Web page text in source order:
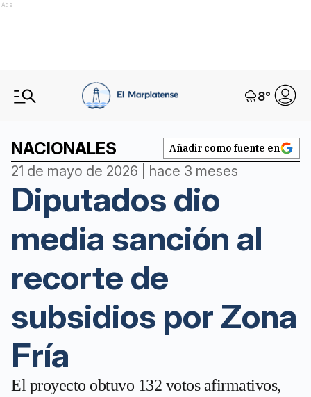
Ads
8°
NACIONALES Añadir como fuente en
21 de mayo de 2026 | hace 3 meses
Diputados dio
media sanción al
recorte de
subsidios por Zona
Fría
El proyecto obtuvo 132 votos afirmativos,